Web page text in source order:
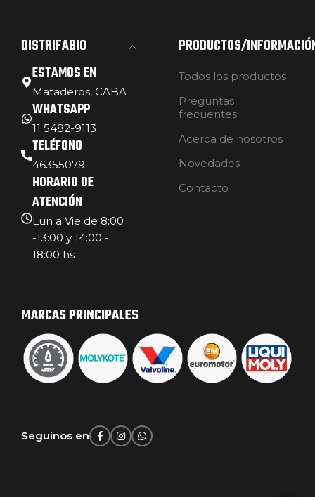
DISTRIFABIO
ESTAMOS EN
Mataderos, CABA
WHATSAPP
11 5482-9113
TELÉFONO
46355079
HORARIO DE
ATENCIÓN
Lun a Vie de 8:00
-13:00 y 14:00 -
18:00 hs
PRODUCTOS/
Todos los productos
Preguntas
frecuentes
Acerca de nosotros
Novedades
Contacto
MARCAS PRINCIPALES
Seguinos en